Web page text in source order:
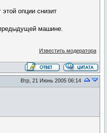
опции снизит
машине.
Известить модератора
Втр, 21 Июнь 2005 06:14